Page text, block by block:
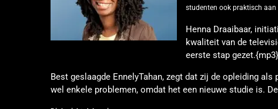
studenten ook praktisch
Henna Draaibaar,
kwaliteit van de
eerste stap
Best geslaagde EnnelyTahan, zegt dat zij de opleiding
wel enkele problemen, omdat het een nieuwe studie is.